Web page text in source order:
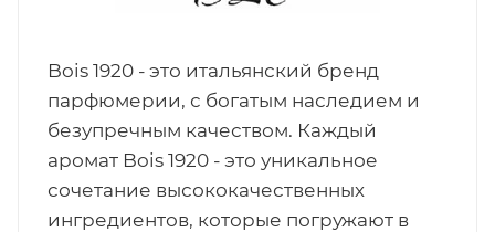
/ Нишевая
Bois 1920 - это итальянский бренд
парфюмерии, с богатым наследием и
безупречным качеством. Каждый
аромат Bois 1920 - это уникальное
сочетание высококачественных
ингредиентов, которые погружают в